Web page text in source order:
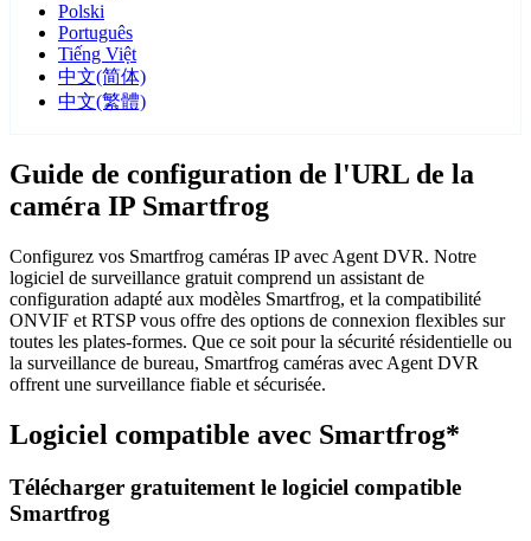
Polski
Português
Tiếng Việt
中文(简体)
中文(繁體)
Guide de configuration de l'URL de la
caméra IP Smartfrog
Configurez vos Smartfrog caméras IP avec Agent DVR. Notre
logiciel de surveillance gratuit comprend un assistant de
configuration adapté aux modèles Smartfrog, et la compatibilité
ONVIF et RTSP vous offre des options de connexion flexibles sur
toutes les plates-formes. Que ce soit pour la sécurité résidentielle ou
la surveillance de bureau, Smartfrog caméras avec Agent DVR
offrent une surveillance fiable et sécurisée.
Logiciel compatible avec Smartfrog*
Télécharger gratuitement le logiciel compatible
Smartfrog